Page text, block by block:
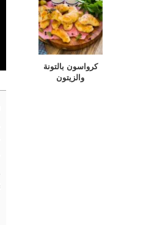
كرواسون بالتونة
والزيتون